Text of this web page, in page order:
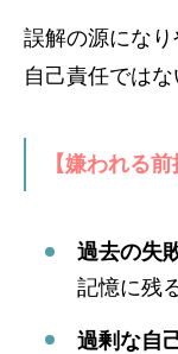
誤解の源になり
自己責任ではな
【嫌われる
過去の失
記憶に残
過剰な自